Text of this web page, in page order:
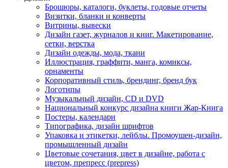
Брошюры, каталоги, буклеты, годовые отчеты
Визитки, бланки и конверты
Витрины, вывески
Дизайн газет, журналов и книг. Макетирование,
сетки, верстка
Дизайн одежды, мода, ткани
Иллюстрация, граффити, манга, комиксы,
орнаменты
Корпоративный стиль, брендинг, бренд бук
Логотипы
Музыкальный дизайн, СD и DVD
Национальный конкурс дизайна книги Жар-Книга
Постеры, календари
Типографика, дизайн шрифтов
Упаковка и этикетки, лейблы. Промоушен-дизайн,
промышленный дизайн
Цветовые сочетания, цвет в дизайне, работа с
цветом, препресс (prepress)